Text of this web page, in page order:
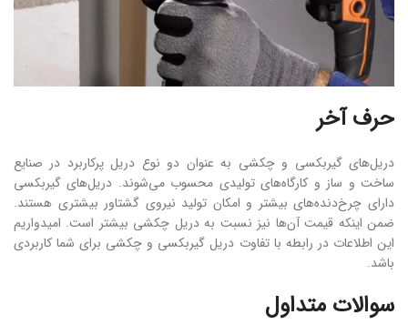
حرف آخر
دریل‌های گیربکسی و چکشی به عنوان دو نوع دریل پرکاربرد در صنایع
ساخت و ساز و کارگاه‌های تولیدی محسوب می‌شوند. دریل‌های گیربکسی
دارای چرخ‌دنده‌های بیشتر و امکان تولید نیروی گشتاور بیشتری هستند.
ضمن اینکه قیمت آن‌ها نیز نسبت به دریل چکشی بیشتر است. امیدواریم
این اطلاعات در رابطه با تفاوت دریل گیربکسی و چکشی برای شما کاربردی
باشد.
سوالات متداول